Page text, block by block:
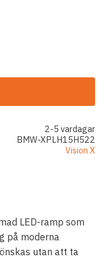
2-5 vardagar
BMW-XPLH15H522
Vision X
LED-ramp som
på moderna
utan att ta